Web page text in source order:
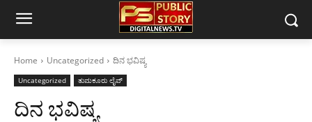
Home Uncategorized ದಿನ ಭವಿಷ್ಯ
Uncategorized ತುಮಕೂರು ಲೈವ್
ದಿನ ಭವಿಷ್ಯ